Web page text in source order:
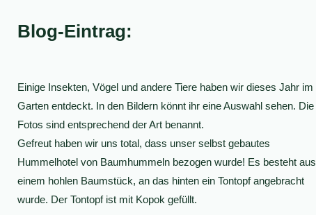
Blog-Eintrag:
Einige Insekten, Vögel und andere Tiere haben wir dieses Jahr im
Garten entdeckt. In den Bildern könnt ihr eine Auswahl sehen. Die
Fotos sind entsprechend der Art benannt.
Gefreut haben wir uns total, dass unser selbst gebautes
Hummelhotel von Baumhummeln bezogen wurde! Es besteht aus
einem hohlen Baumstück, an das hinten ein Tontopf angebracht
wurde. Der Tontopf ist mit Kopok gefüllt.